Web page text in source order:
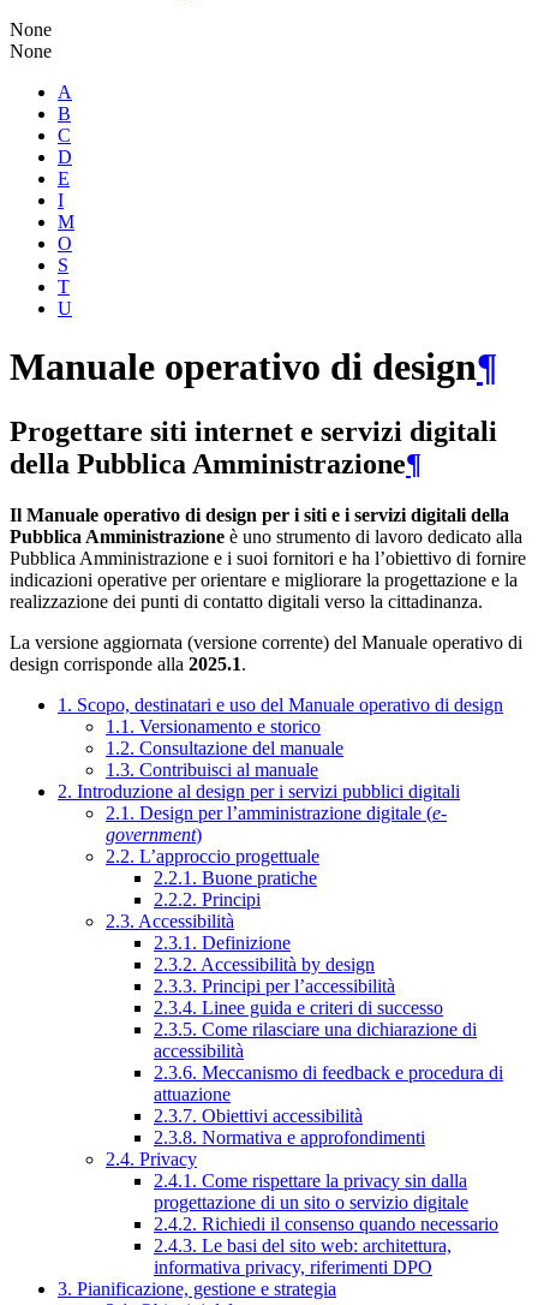
None
None
A
B
C
D
E
I
M
O
S
T
U
Manuale operativo di design¶
Progettare siti internet e servizi digitali
della Pubblica Amministrazione¶
Il Manuale operativo di design per i siti e i servizi digitali della
Pubblica Amministrazione è uno strumento di lavoro dedicato alla
Pubblica Amministrazione e i suoi fornitori e ha l’obiettivo di fornire
indicazioni operative per orientare e migliorare la progettazione e la
realizzazione dei punti di contatto digitali verso la cittadinanza.
La versione aggiornata (versione corrente) del Manuale operativo di
design corrisponde alla 2025.1.
1. Scopo, destinatari e uso del Manuale operativo di design
1.1. Versionamento e storico
1.2. Consultazione del manuale
1.3. Contribuisci al manuale
2. Introduzione al design per i servizi pubblici digitali
2.1. Design per l’amministrazione digitale (e-
government)
2.2. L’approccio progettuale
2.2.1. Buone pratiche
2.2.2. Principi
2.3. Accessibilità
2.3.1. Definizione
2.3.2. Accessibilità by design
2.3.3. Principi per l’accessibilità
2.3.4. Linee guida e criteri di successo
2.3.5. Come rilasciare una dichiarazione di
accessibilità
2.3.6. Meccanismo di feedback e procedura di
attuazione
2.3.7. Obiettivi accessibilità
2.3.8. Normativa e approfondimenti
2.4. Privacy
2.4.1. Come rispettare la privacy sin dalla
progettazione di un sito o servizio digitale
2.4.2. Richiedi il consenso quando necessario
2.4.3. Le basi del sito web: architettura,
informativa privacy, riferimenti DPO
3. Pianificazione, gestione e strategia